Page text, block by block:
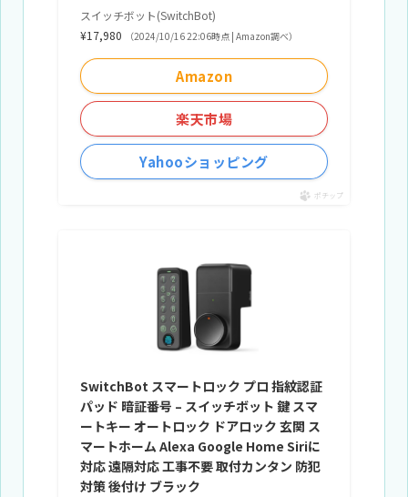
スイッチボット(SwitchBot)
¥17,980
（2024/10/16 22:06時点 | Amazon調べ）
Amazon
楽天市場
Yahooショッピング
ポチップ
SwitchBot スマートロック プロ 指紋認証
パッド 暗証番号 – スイッチボット 鍵 スマ
ートキー オートロック ドアロック 玄関 ス
マートホーム Alexa Google Home Siriに
対応 遠隔対応 工事不要 取付カンタン 防犯
対策 後付け ブラック